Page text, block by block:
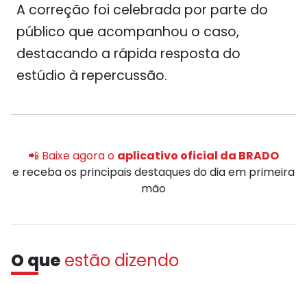
A correção foi celebrada por parte do
público que acompanhou o caso,
destacando a rápida resposta do
estúdio à repercussão.
📲 Baixe agora o aplicativo oficial da BRADO
e receba os principais destaques do dia em primeira
mão
O que estão dizendo